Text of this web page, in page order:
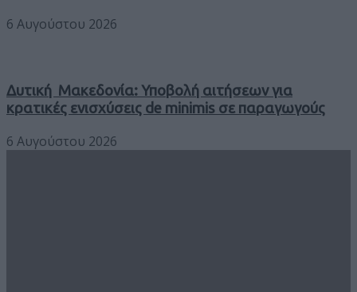
6 Αυγούστου 2026
Δυτική Μακεδονία: Υποβολή αιτήσεων για
κρατικές ενισχύσεις de minimis σε παραγωγούς
6 Αυγούστου 2026